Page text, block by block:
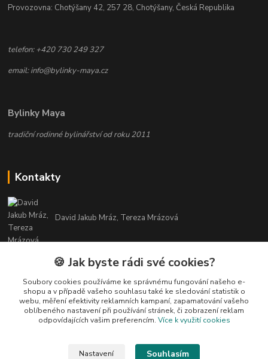
Provozovna: Chotýšany 42, 257 28, Chotýšany, Česká Republika
telefon: +420 730 249 327
email: info@bylinky-maya.cz
Bylinky Maya
tradiční rodinné bylinářství od roku 2011
Kontakty
David Jakub Mráz, Tereza Mrázová
info@bylinky-maya.cz
🍪 Jak byste rádi své cookies?
Soubory cookies používáme ke správnému fungování našeho e-
shopu a v případě vašeho souhlasu také ke sledování statistik o
webu, měření efektivity reklamních kampaní, zapamatování vašeho
oblíbeného nastavení při používání stránek, či zobrazení reklam
odpovídajících vašim preferencím. Více k využití cookies
Nastavení Souhlasím